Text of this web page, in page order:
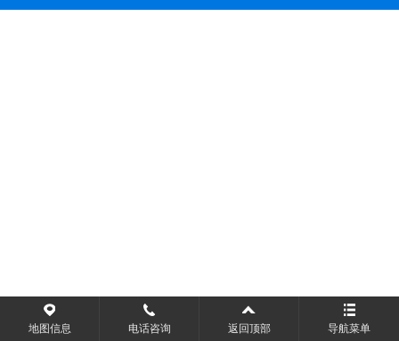
地图信息 电话咨询 返回顶部 导航菜单